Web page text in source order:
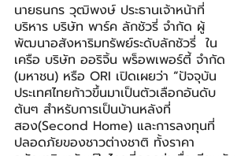
นายธนกร วุฒิพงษ์ ประธานเจ้าหน้าที่
บริหาร บริษัท พาร์ค ลักชัวรี่ จำกัด ผู้
พัฒนาอสังหาริมทรัพย์ระดับลักชัวรี่  ใน
เครือ บริษัท ออริจิ้น พร็อพเพอร์ตี้ จำกัด
(มหาชน) หรือ ORI เปิดเผยว่า “ปัจจุบัน
ประเทศไทยก้าวขึ้นมาเป็นตัวเลือกอันดับ
ต้นๆ สำหรับการเป็นบ้านหลังที่
สอง(Second Home) และการลงทุนที่
ปลอดภัยของชาวต่างชาติ ทั้งราคา